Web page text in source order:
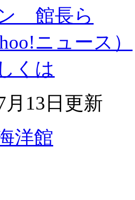
館長ら
ニュース）
くは
月13日更新
洋館